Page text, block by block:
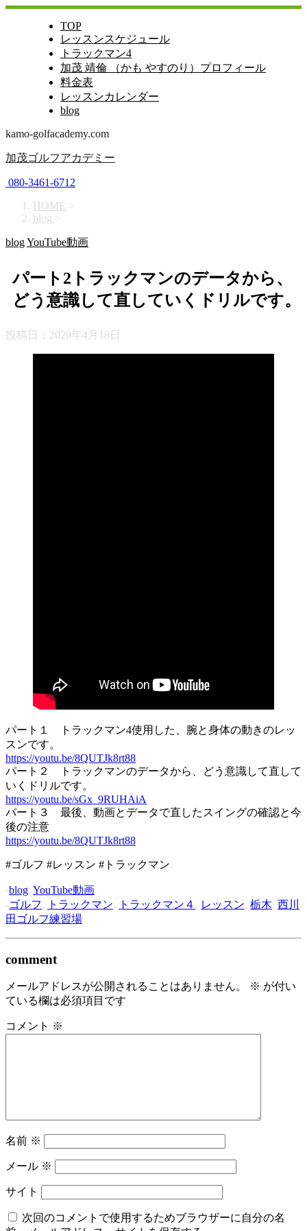
TOP
レッスンスケジュール
トラックマン4
加茂 靖倫 （かも やすのり）プロフィール
料金表
レッスンカレンダー
blog
kamo-golfacademy.com
加茂ゴルフアカデミー
080-3461-6712
HOME >
blog >
blogYouTube動画
パート2トラックマンのデータから、
どう意識して直していくドリルです。
投稿日： 2020年4月18日
パート１ トラックマン4使用した、腕と身体の動きのレッ
スンです。
https://youtu.be/8QUTJk8rt88
パート２ トラックマンのデータから、どう意識して直して
いくドリルです。
https://youtu.be/sGx_9RUHAiA
パート３ 最後、動画とデータで直したスイングの確認と今
後の注意
https://youtu.be/8QUTJk8rt88
#ゴルフ #レッスン #トラックマン
-blog, YouTube動画
-ゴルフ, トラックマン, トラックマン４ , レッスン, 栃木, 西川
田ゴルフ練習場
comment
メールアドレスが公開されることはありません。 ※ が付い
ている欄は必須項目です
コメント ※
名前 ※
メール ※
サイト
次回のコメントで使用するためブラウザーに自分の名